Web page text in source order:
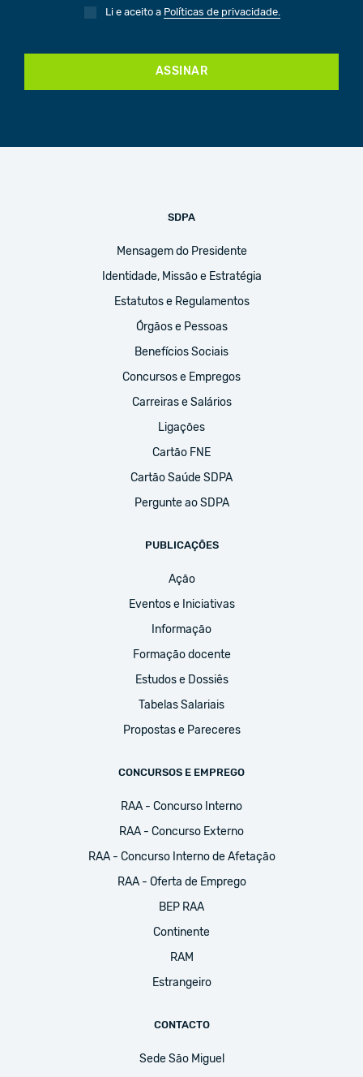
Li e aceito a Políticas de privacidade.
ASSINAR
SDPA
Mensagem do Presidente
Identidade, Missão e Estratégia
Estatutos e Regulamentos
Órgãos e Pessoas
Benefícios Sociais
Concursos e Empregos
Carreiras e Salários
Ligações
Cartão FNE
Cartão Saúde SDPA
Pergunte ao SDPA
PUBLICAÇÕES
Ação
Eventos e Iniciativas
Informação
Formação docente
Estudos e Dossiês
Tabelas Salariais
Propostas e Pareceres
CONCURSOS E EMPREGO
RAA - Concurso Interno
RAA - Concurso Externo
RAA - Concurso Interno de Afetação
RAA - Oferta de Emprego
BEP RAA
Continente
RAM
Estrangeiro
CONTACTO
Sede São Miguel